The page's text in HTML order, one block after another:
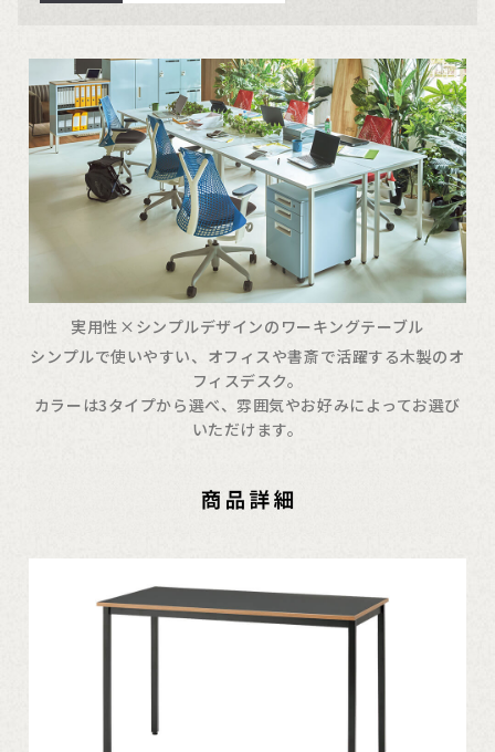
実用性×シンプルデザインのワーキングテーブル
シンプルで使いやすい、オフィスや書斎で活躍する木製のオ
フィスデスク。
カラーは3タイプから選べ、雰囲気やお好みによってお選び
いただけます。